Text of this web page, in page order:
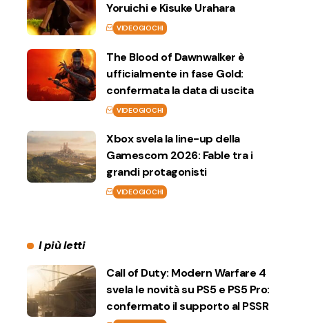
Yoruichi e Kisuke Urahara
VIDEOGIOCHI
The Blood of Dawnwalker è
ufficialmente in fase Gold:
confermata la data di uscita
VIDEOGIOCHI
Xbox svela la line-up della
Gamescom 2026: Fable tra i
grandi protagonisti
VIDEOGIOCHI
I più letti
Call of Duty: Modern Warfare 4
svela le novità su PS5 e PS5 Pro:
confermato il supporto al PSSR